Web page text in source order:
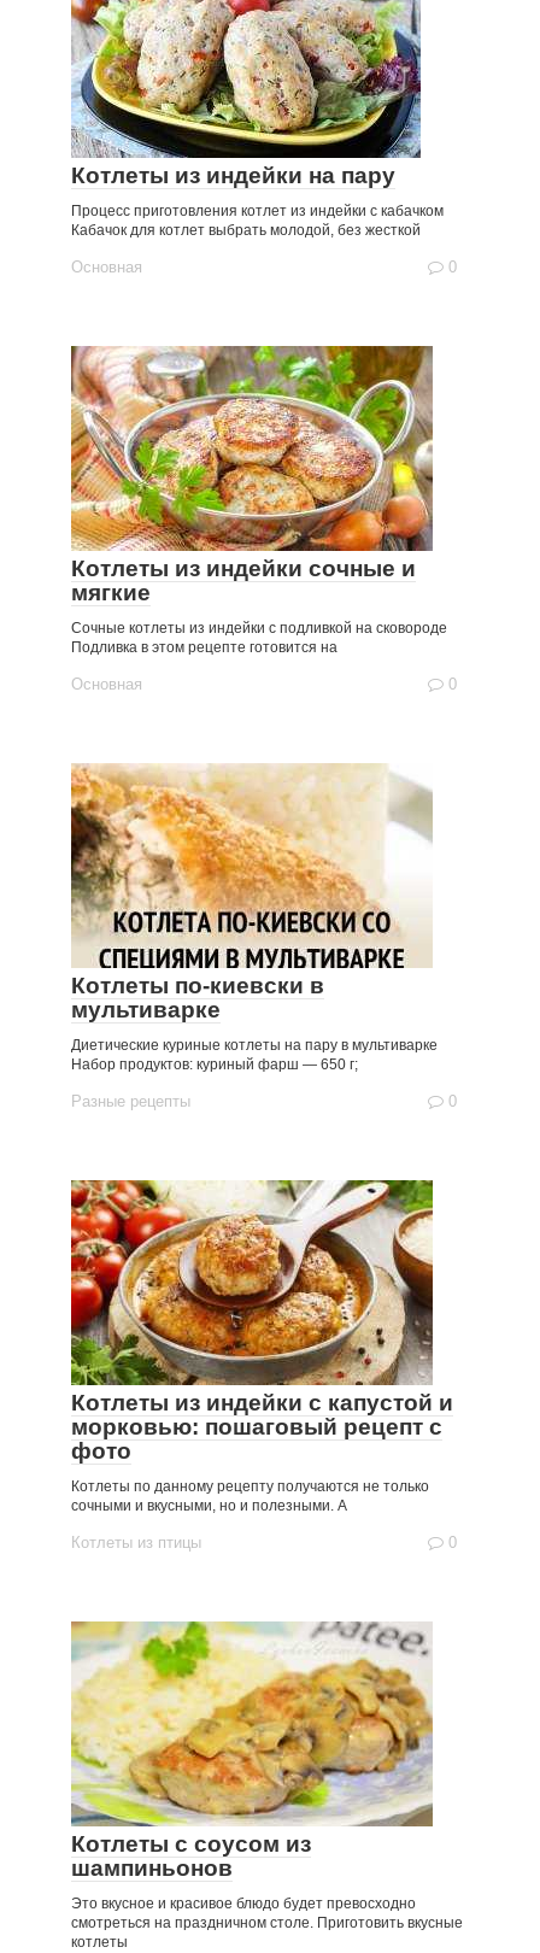
Котлеты из индейки на пару
Процесс приготовления котлет из индейки с кабачком
Кабачок для котлет выбрать молодой, без жесткой
Основная 0
Котлеты из индейки сочные и
мягкие
Сочные котлеты из индейки с подливкой на сковороде
Подливка в этом рецепте готовится на
Основная 0
Котлеты по-киевски в
мультиварке
Диетические куриные котлеты на пару в мультиварке
Набор продуктов: куриный фарш — 650 г;
Разные рецепты 0
Котлеты из индейки с капустой и
морковью: пошаговый рецепт с
фото
Котлеты по данному рецепту получаются не только
сочными и вкусными, но и полезными. А
Котлеты из птицы 0
Котлеты с соусом из
шампиньонов
Это вкусное и красивое блюдо будет превосходно
смотреться на праздничном столе. Приготовить вкусные
котлеты